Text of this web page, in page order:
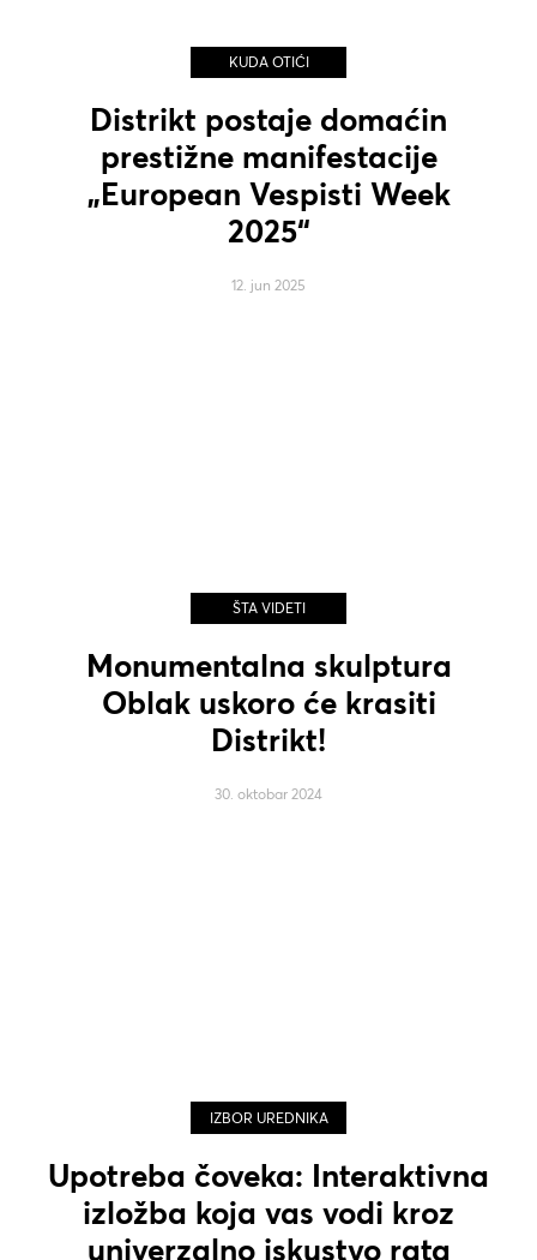
KUDA OTIĆI
Distrikt postaje domaćin
prestižne manifestacije
„European Vespisti Week
2025“
12. jun 2025
ŠTA VIDETI
Monumentalna skulptura
Oblak uskoro će krasiti
Distrikt!
30. oktobar 2024
IZBOR UREDNIKA
Upotreba čoveka: Interaktivna
izložba koja vas vodi kroz
univerzalno iskustvo rata